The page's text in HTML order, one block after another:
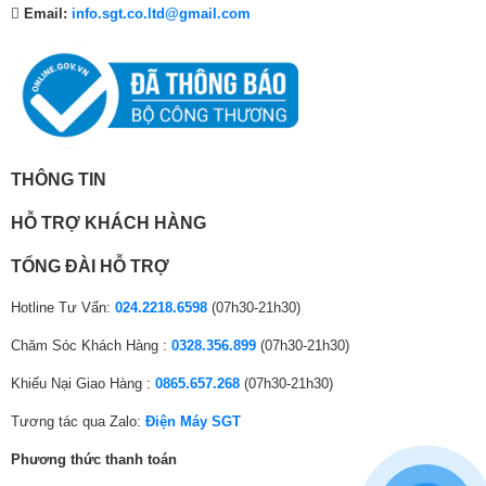
*Hình ảnh chỉ mang tính chất minh họa sản phẩm
– Mẫu Android Tivi này được trang bị remote thông minh tích hợp sẵn
Việt.
động lên màn hình tivi dễ dàng, người xem thưởng thức nội dung trên
Xuất xứ Việt Nam
Email: info.sgt.co.ltd@gmail.com
THÔNG TIN
HỖ TRỢ KHÁCH HÀNG
TỔNG ĐÀI HỖ TRỢ
Hotline Tư Vấn: 024.2218.6598 (07h30-21h30)
Chăm Sóc Khách Hàng : 0328.356.899 (07h30-21h30)
Khiếu Nại Giao Hàng : 0865.657.268 (07h30-21h30)
Tương tác qua Zalo: Điện Máy SGT
Phương thức thanh toán